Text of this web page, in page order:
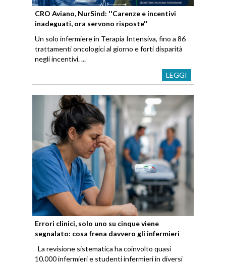
CRO Aviano, NurSind: ''Carenze e incentivi
inadeguati, ora servono risposte''
Un solo infermiere in Terapia Intensiva, fino a 86
trattamenti oncologici al giorno e forti disparità
negli incentivi. ...
LEGGI
Errori clinici, solo uno su cinque viene
segnalato: cosa frena davvero gli infermieri
La revisione sistematica ha coinvolto quasi
10.000 infermieri e studenti infermieri in diversi